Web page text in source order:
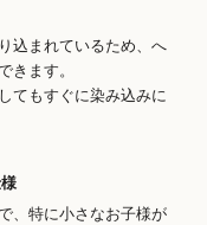
込まれているため、へ
きます。
てもすぐに染み込みに
、特に小さなお子様が